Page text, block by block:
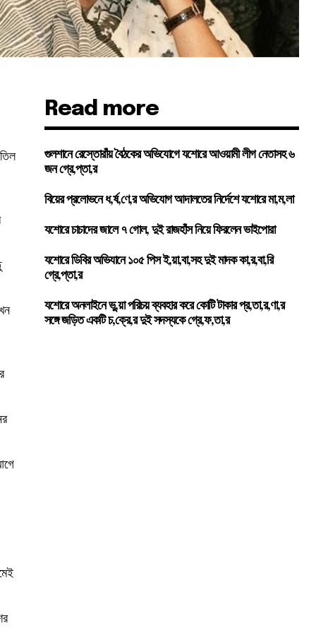
Read more
গুলশানে রেস্তোরাঁয় বৈঠকের অভিযোগে যশোরে আওয়ামী লীগ নেতাসহ ৬
জন গ্রে,প্তা,র
বিয়ের প্রলোভনে ধ,র্ষ,ণে,র অভিযোগ আদালতের নির্দেশে যশোরে মা,ম,লা
যশোরে চাচাদের জালে ৭ গোল, দুই রাজহাঁস নিয়ে ফিরলেন ভাইপোরা
যশোরে ডিবির অভিযানে ১০৫ পিস ই,য়া,বা,সহ দুই মাদক কা,র,বা,রি
গ্রে,প্তা,র
যশোরে অনলাইনে ভু,য়া পরিচয় ব্যবহার করে কোটি টাকার প্র,তা,র,ণা,র
সঙ্গে জড়িত একটি চ,ক্রে,র দুই সদস্যকে গ্রে,ফ,তা,র